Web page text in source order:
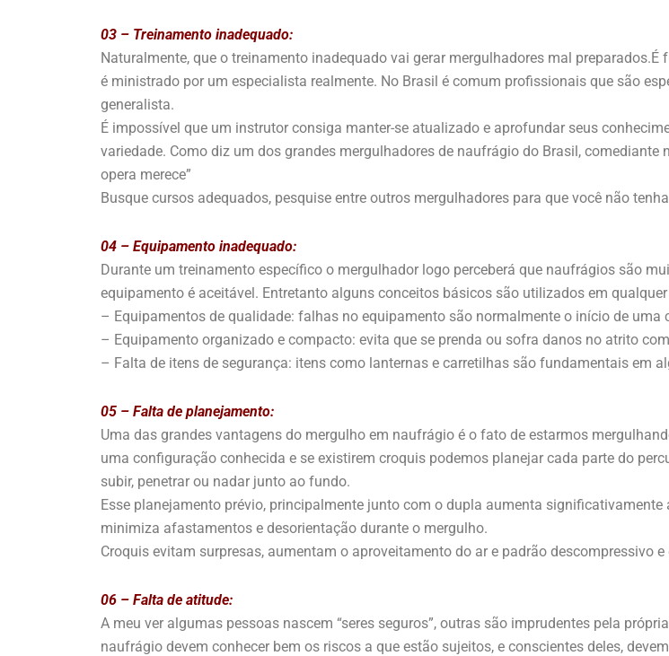
03 – Treinamento inadequado:
Naturalmente, que o treinamento inadequado vai gerar mergulhadores mal
é ministrado por um especialista realmente. No Brasil é comum profissionais que são
generalista.
É impossível que um instrutor consiga manter-se atualizado e aprofundar seus
variedade. Como diz um dos grandes mergulhadores de naufrágio do Brasil,
opera merece”
Busque cursos adequados, pesquise entre outros mergulhadores para que você não
04 – Equipamento inadequado:
Durante um treinamento específico o mergulhador logo perceberá que naufrágios são
equipamento é aceitável. Entretanto alguns conceitos básicos são utilizados em
– Equipamentos de qualidade: falhas no equipamento são normalmente o início de uma
– Equipamento organizado e compacto: evita que se prenda ou sofra danos no atrito
– Falta de itens de segurança: itens como lanternas e carretilhas são fundamentais em
05 – Falta de planejamento:
Uma das grandes vantagens do mergulho em naufrágio é o fato de estarmos
uma configuração conhecida e se existirem croquis podemos planejar cada parte do
subir, penetrar ou nadar junto ao fundo.
Esse planejamento prévio, principalmente junto com o dupla aumenta
minimiza afastamentos e desorientação durante o mergulho.
Croquis evitam surpresas, aumentam o aproveitamento do ar e padrão descompressivo
06 – Falta de atitude:
A meu ver algumas pessoas nascem “seres seguros”, outras são imprudentes pela
naufrágio devem conhecer bem os riscos a que estão sujeitos, e conscientes deles,